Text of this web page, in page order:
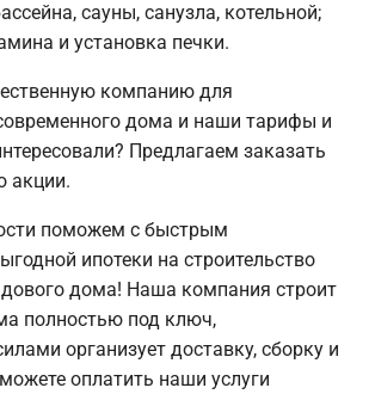
сауны, санузла, котельной;
и установка печки.
компанию для
дома и наши тарифы и
Предлагаем заказать
акции.
поможем с быстрым
ипотеки на строительство
дома! Наша компания строит
полностью под ключ,
организует доставку, сборку и
оплатить наши услуги